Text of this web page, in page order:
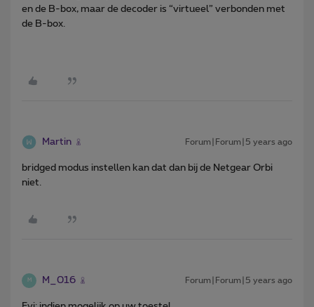
en de B-box, maar de decoder is “virtueel” verbonden met
de B-box.
Martin Forum|Forum|5 years ago
bridged modus instellen kan dat dan bij de Netgear Orbi
niet.
M M_016 Forum|Forum|5 years ago